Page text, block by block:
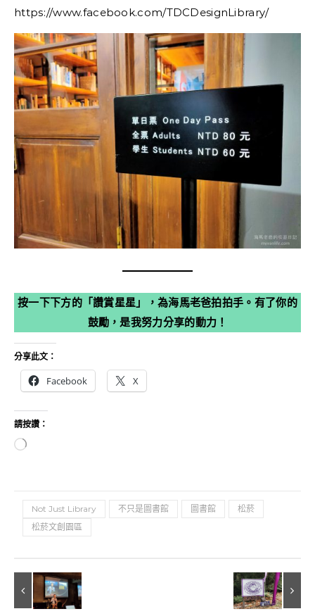
https://www.facebook.com/TDCDesignLibrary/
按一下下方的「讚賞星星」，為海馬老爸拍拍手。有了你的
鼓勵，是我努力分享的動力！
分享此文：
Facebook X
請按讚：
正在載入...
Not Just Library 不只是圖書館 圖書館
松菸
松菸文創園區